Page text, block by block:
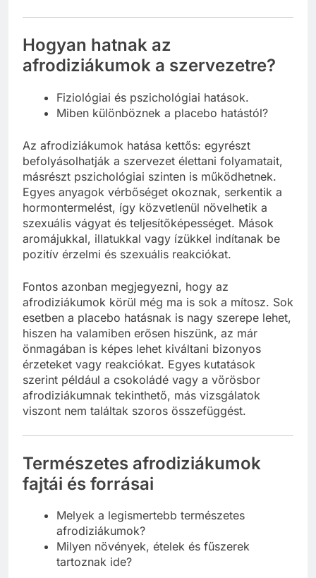
Hogyan hatnak az
afrodiziákumok a szervezetre?
Fiziológiai és pszichológiai hatások.
Miben különböznek a placebo hatástól?
Az afrodiziákumok hatása kettős: egyrészt
befolyásolhatják a szervezet élettani folyamatait,
másrészt pszichológiai szinten is működhetnek.
Egyes anyagok vérbőséget okoznak, serkentik a
hormontermelést, így közvetlenül növelhetik a
szexuális vágyat és teljesítőképességet. Mások
aromájukkal, illatukkal vagy ízükkel indítanak be
pozitív érzelmi és szexuális reakciókat.
Fontos azonban megjegyezni, hogy az
afrodiziákumok körül még ma is sok a mítosz. Sok
esetben a placebo hatásnak is nagy szerepe lehet,
hiszen ha valamiben erősen hiszünk, az már
önmagában is képes lehet kiváltani bizonyos
érzeteket vagy reakciókat. Egyes kutatások
szerint például a csokoládé vagy a vörösbor
afrodiziákumnak tekinthető, más vizsgálatok
viszont nem találtak szoros összefüggést.
Természetes afrodiziákumok
fajtái és forrásai
Melyek a legismertebb természetes
afrodiziákumok?
Milyen növények, ételek és fűszerek
tartoznak ide?